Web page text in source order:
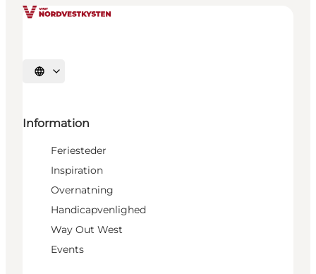
Vælg sprog
Information
Feriesteder
Inspiration
Overnatning
Handicapvenlighed
Way Out West
Events